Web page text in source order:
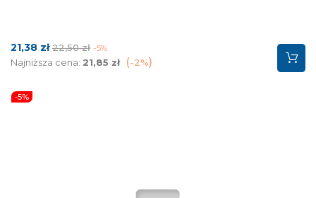
Cena
21,38 zł Cena
podstawowa
22,50 zł -5%
Najniższa cena: 21,85 zł -2%
-5%